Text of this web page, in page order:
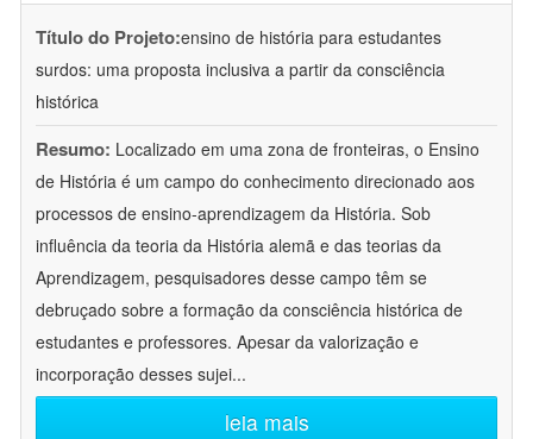
Título do Projeto:ensino de história para estudantes
surdos: uma proposta inclusiva a partir da consciência
histórica
Resumo: Localizado em uma zona de fronteiras, o Ensino
de História é um campo do conhecimento direcionado aos
processos de ensino-aprendizagem da História. Sob
influência da teoria da História alemã e das teorias da
Aprendizagem, pesquisadores desse campo têm se
debruçado sobre a formação da consciência histórica de
estudantes e professores. Apesar da valorização e
incorporação desses sujei...
leia mais